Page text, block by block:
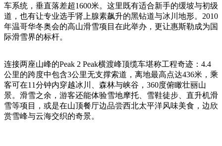
车系统，垂直落差超1600米。这里既有适合新手的缓坡与初级
道，也有让专业选手肾上腺素飙升的黑钻道与冰川地形。2010
年温哥华冬奥会的高山滑雪项目在此举办，更让惠斯勒成为国
际滑雪界的标杆。
连接两座山峰的Peak 2 Peak横渡峰顶缆车堪称工程奇迹：4.4
公里的跨度中包含3公里无支撑索道，离地最高点达436米，乘
客可在11分钟内穿越冰川、森林与峡谷，360度俯瞰壮丽山
景。滑雪之余，游客还能体验雪地摩托、雪鞋徒步、直升机滑
雪等项目，或是在山顶餐厅边品尝西北太平洋风味美食，边欣
赏雪峰与云海交织的奇景。